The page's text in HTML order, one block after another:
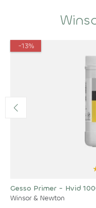
-13%
Gesso Primer - Hvid
Winsor & Newton